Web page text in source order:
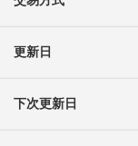
更新日
下次更新日